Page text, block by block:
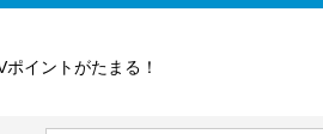
イントがたまる！